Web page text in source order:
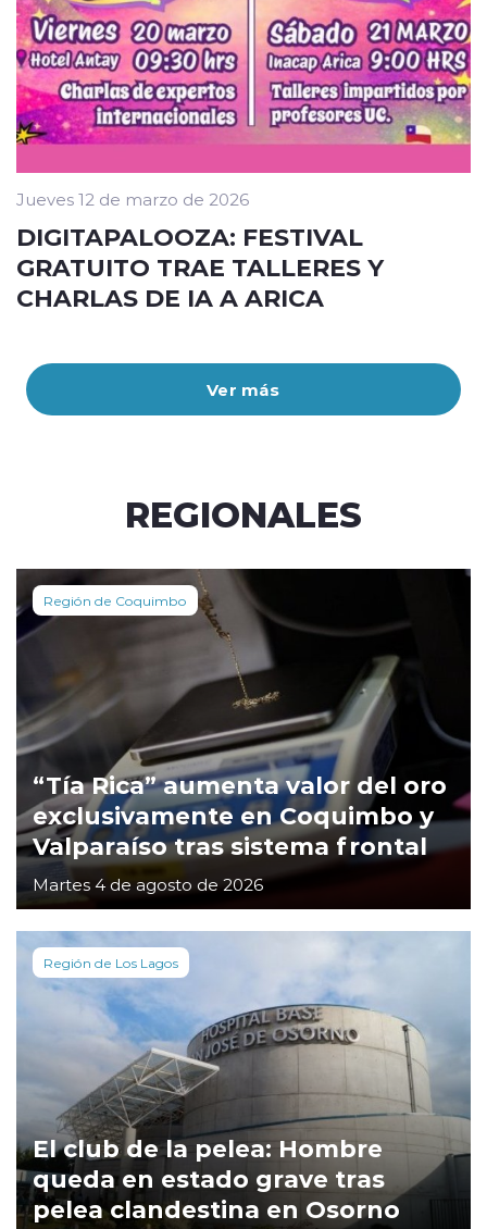
Ver más
Jueves 12 de marzo de 2026
DIGITAPALOOZA: FESTIVAL
GRATUITO TRAE TALLERES Y
CHARLAS DE IA A ARICA
REGIONALES
Región de Coquimbo
“Tía Rica” aumenta valor del oro
exclusivamente en Coquimbo y
Valparaíso tras sistema frontal
Martes 4 de agosto de 2026
Región de Los Lagos
El club de la pelea: Hombre
queda en estado grave tras
pelea clandestina en Osorno